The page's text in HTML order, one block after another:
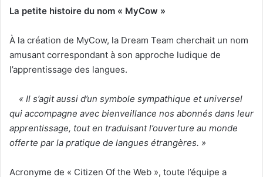
La petite histoire du nom « MyCow »
À la création de MyCow, la Dream Team cherchait un nom
amusant correspondant à son approche ludique de
l’apprentissage des langues.
« Il s’agit aussi d’un symbole sympathique et universel
qui accompagne avec bienveillance nos abonnés dans leur
apprentissage, tout en traduisant l’ouverture au monde
offerte par la pratique de langues étrangères. »
Acronyme de « Citizen Of the Web », toute l’équipe a